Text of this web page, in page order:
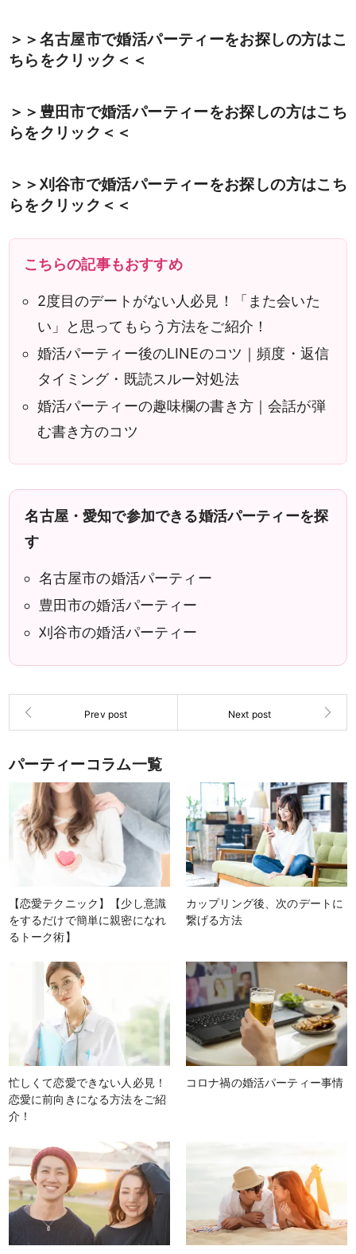
＞＞名古屋市で婚活パーティーをお探しの方はこ
ちらをクリック＜＜
＞＞豊田市で婚活パーティーをお探しの方はこち
らをクリック＜＜
＞＞刈谷市で婚活パーティーをお探しの方はこち
らをクリック＜＜
こちらの記事もおすすめ
2度目のデートがない人必見！「また会いた
い」と思ってもらう方法をご紹介！
婚活パーティー後のLINEのコツ｜頻度・返信
タイミング・既読スルー対処法
婚活パーティーの趣味欄の書き方｜会話が弾
む書き方のコツ
名古屋・愛知で参加できる婚活パーティーを探
す
名古屋市の婚活パーティー
豊田市の婚活パーティー
刈谷市の婚活パーティー
パーティーコラム一覧
【恋愛テクニック】【少し意識
をするだけで簡単に親密になれ
るトーク術】
カップリング後、次のデートに
繋げる方法
忙しくて恋愛できない人必見！
恋愛に前向きになる方法をご紹
介！
コロナ禍の婚活パーティー事情
男性